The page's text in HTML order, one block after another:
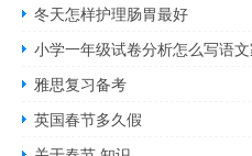
冬天怎样护理肠胃最好
小学一年级试卷分析怎么写语
雅思复习备考
英国春节多久假